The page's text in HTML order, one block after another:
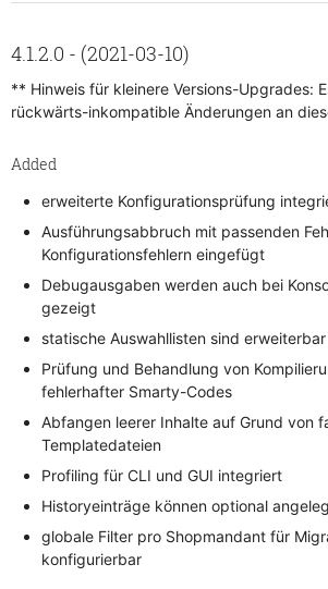
4.1.2.0 - (2021-03-10)
** Hinweis für kleinere Versions-Upgrades:
rückwärts-inkompatible Änderungen an
Added
erweiterte Konfigurationsprüfung
Ausführungsabbruch mit passenden
Konfigurationsfehlern eingefügt
Debugausgaben werden auch bei
gezeigt
statische Auswahllisten sind erweiterbar
Prüfung und Behandlung von
fehlerhafter Smarty-Codes
Abfangen leerer Inhalte auf Grund von
Templatedateien
Profiling für CLI und GUI integriert
Historyeinträge können optional
globale Filter pro Shopmandant für
konfigurierbar